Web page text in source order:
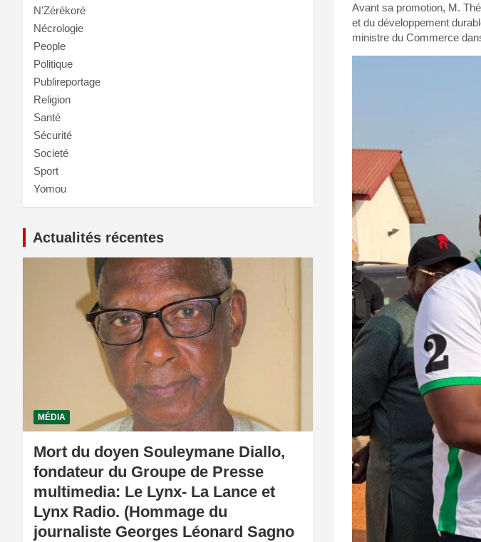
Avant sa promotion, M.
et du développement
ministre du Commerce
N'Zérékoré
Nécrologie
People
Politique
Publireportage
Religion
Santé
Sécurité
Societé
Sport
Yomou
Actualités récentes
MÉDIA
Mort du doyen Souleymane Diallo,
fondateur du Groupe de Presse
multimedia: Le Lynx- La Lance et
Lynx Radio. (Hommage du
journaliste Georges Léonard Sagno